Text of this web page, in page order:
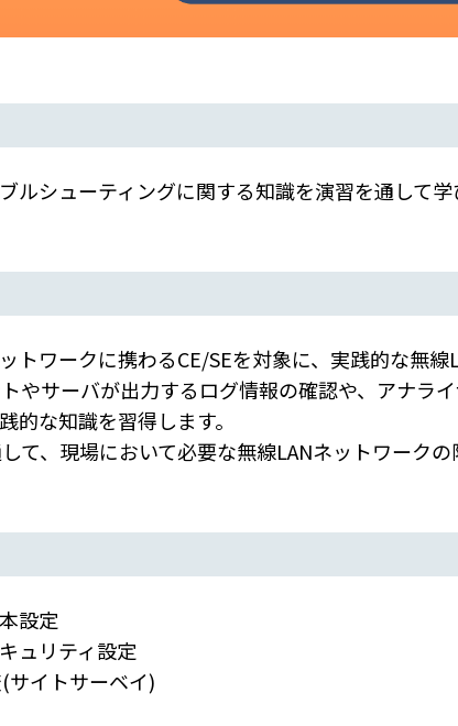
ルシューティングに関する知識を演習を通して学
トワークに携わるCE/SEを対象に、実践的な無線
やサーバが出力するログ情報の確認や、アナラ
的な知識を習得します。
て、現場において必要な無線LANネットワーク
設定
ュリティ設定
サイトサーベイ)